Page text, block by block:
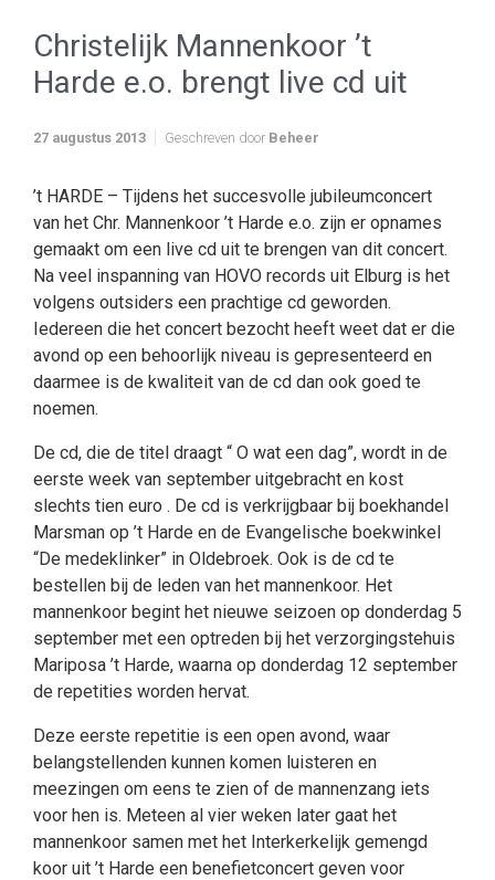
Christelijk Mannenkoor ’t
Harde e.o. brengt live cd uit
27 augustus 2013 Geschreven door Beheer
’t HARDE – Tijdens het succesvolle jubileumconcert
van het Chr. Mannenkoor ’t Harde e.o. zijn er opnames
gemaakt om een live cd uit te brengen van dit concert.
Na veel inspanning van HOVO records uit Elburg is het
volgens outsiders een prachtige cd geworden.
Iedereen die het concert bezocht heeft weet dat er die
avond op een behoorlijk niveau is gepresenteerd en
daarmee is de kwaliteit van de cd dan ook goed te
noemen.
De cd, die de titel draagt “ O wat een dag”, wordt in de
eerste week van september uitgebracht en kost
slechts tien euro . De cd is verkrijgbaar bij boekhandel
Marsman op ’t Harde en de Evangelische boekwinkel
“De medeklinker” in Oldebroek. Ook is de cd te
bestellen bij de leden van het mannenkoor. Het
mannenkoor begint het nieuwe seizoen op donderdag 5
september met een optreden bij het verzorgingstehuis
Mariposa ’t Harde, waarna op donderdag 12 september
de repetities worden hervat.
Deze eerste repetitie is een open avond, waar
belangstellenden kunnen komen luisteren en
meezingen om eens te zien of de mannenzang iets
voor hen is. Meteen al vier weken later gaat het
mannenkoor samen met het Interkerkelijk gemengd
koor uit ’t Harde een benefietconcert geven voor